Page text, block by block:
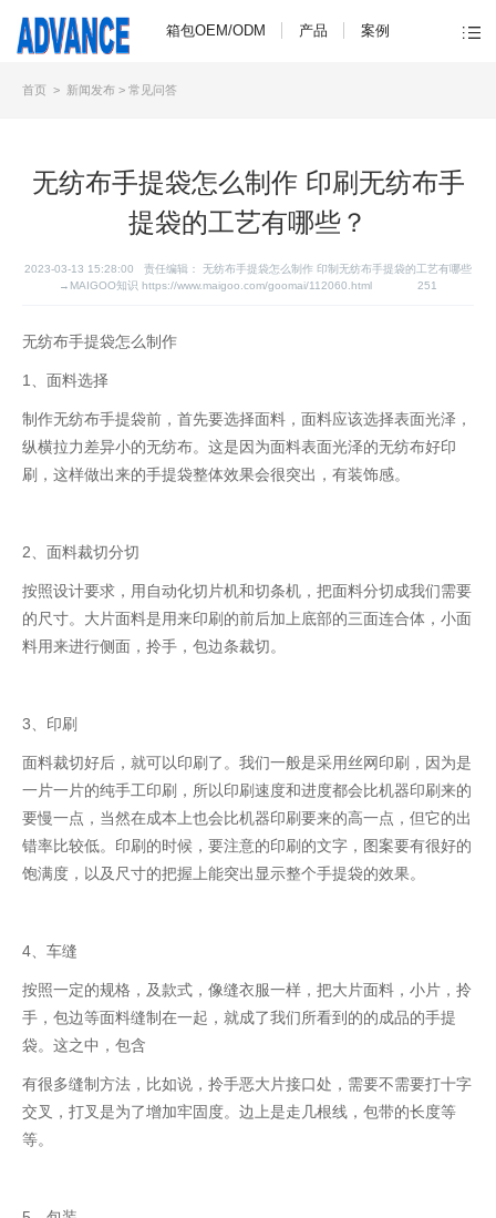
箱包OEM/ODM 产品 案例
首页 > 新闻发布 > 常见问答
无纺布手提袋怎么制作 印刷无纺布手
提袋的工艺有哪些？
2023-03-13 15:28:00 责任编辑： 无纺布手提袋怎么制作 印制无纺布手提袋的工艺有哪些
→MAIGOO知识 https://www.maigoo.com/goomai/112060.html
251
无纺布手提袋怎么制作
1、面料选择
制作无纺布手提袋前，首先要选择面料，面料应该选择表面光泽，
纵横拉力差异小的无纺布。这是因为面料表面光泽的无纺布好印
刷，这样做出来的手提袋整体效果会很突出，有装饰感。
2、面料裁切分切
按照设计要求，用自动化切片机和切条机，把面料分切成我们需要
的尺寸。大片面料是用来印刷的前后加上底部的三面连合体，小面
料用来进行侧面，拎手，包边条裁切。
3、印刷
面料裁切好后，就可以印刷了。我们一般是采用丝网印刷，因为是
一片一片的纯手工印刷，所以印刷速度和进度都会比机器印刷来的
要慢一点，当然在成本上也会比机器印刷要来的高一点，但它的出
错率比较低。印刷的时候，要注意的印刷的文字，图案要有很好的
饱满度，以及尺寸的把握上能突出显示整个手提袋的效果。
4、车缝
按照一定的规格，及款式，像缝衣服一样，把大片面料，小片，拎
手，包边等面料缝制在一起，就成了我们所看到的的成品的手提
袋。这之中，包含
有很多缝制方法，比如说，拎手恶大片接口处，需要不需要打十字
交叉，打叉是为了增加牢固度。边上是走几根线，包带的长度等
等。